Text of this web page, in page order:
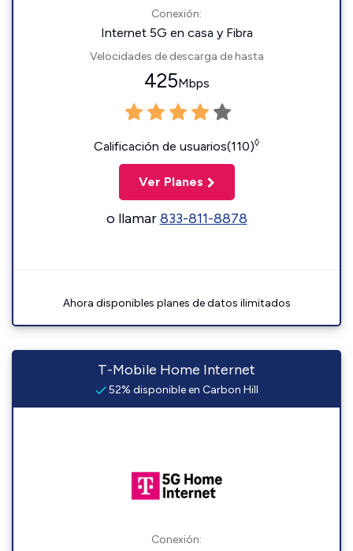
Conexión:
Internet 5G en casa y Fibra
Velocidades de descarga de hasta
425Mbps
Calificación de usuarios(110)◊
Ver Planes
o llamar833-811-8878
Ahora disponibles planes de datos ilimitados
T-Mobile Home Internet
52% disponible en Carbon Hill
Conexión: